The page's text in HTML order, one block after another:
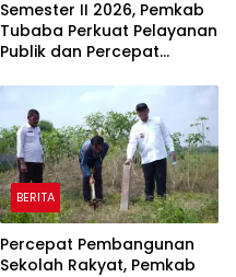
Semester II 2026, Pemkab
Tubaba Perkuat Pelayanan
Publik dan Percepat
BERITA
Percepat Pembangunan
Sekolah Rakyat, Pemkab